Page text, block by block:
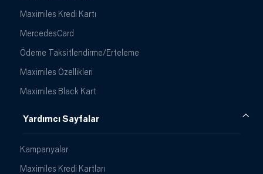
Maximiles Kredi Kartı
MercedesCard
Ödeme Taksitlendirme/Erteleme
Maximiles Özellikleri
Maximiles Black Kart
Yardımcı Sayfalar
Kampanyalar
Maximiles Kredi Kartları